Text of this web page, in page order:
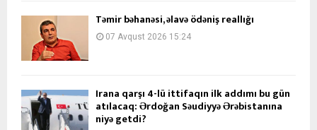
Təmir bəhanəsi, əlavə ödəniş reallığı
07 Avqust 2026 15:24
İrana qarşı 4-lü ittifaqın ilk addımı bu gün
atılacaq: Ərdoğan Səudiyyə Ərəbistanına
niyə getdi?